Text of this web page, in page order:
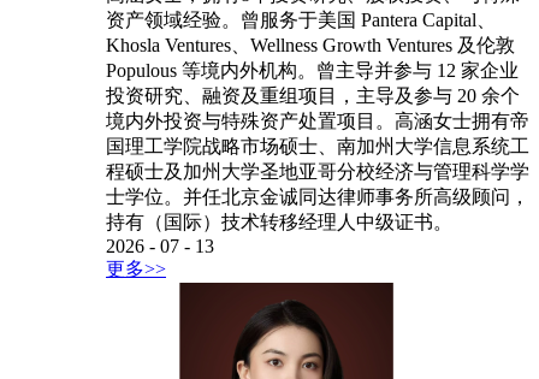
资产领域经验。曾服务于美国 Pantera Capital、
Khosla Ventures、Wellness Growth Ventures 及伦敦
Populous 等境内外机构。曾主导并参与 12 家企业
投资研究、融资及重组项目，主导及参与 20 余个
境内外投资与特殊资产处置项目。高涵女士拥有帝
国理工学院战略市场硕士、南加州大学信息系统工
程硕士及加州大学圣地亚哥分校经济与管理科学学
士学位。并任北京金诚同达律师事务所高级顾问，
持有（国际）技术转移经理人中级证书。
2026 - 07 - 13
更多>>